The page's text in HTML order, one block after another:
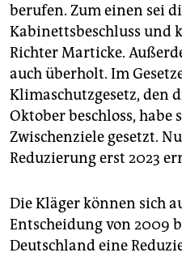
berufen. Zum einen sei
Kabinettsbeschluss und
Richter Marticke.
auch überholt. Im
Klimaschutzgesetz, den
Oktober beschloss, habe
Zwischenziele gesetzt.
Reduzierung erst 2023
Die Kläger können sich
Entscheidung von 2009
Deutschland eine